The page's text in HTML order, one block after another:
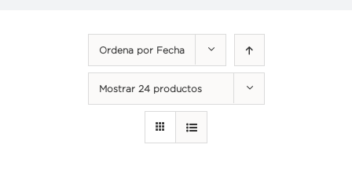
Ordena por Fecha
Mostrar 24 productos